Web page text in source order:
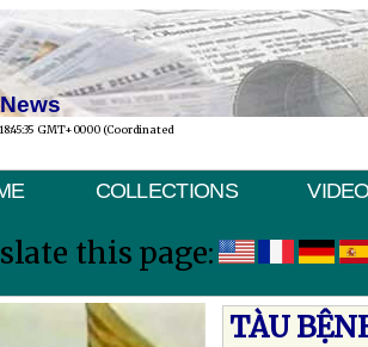
GMT+0000 (Coordinated
COLLECTIONS
this page:
TÀU